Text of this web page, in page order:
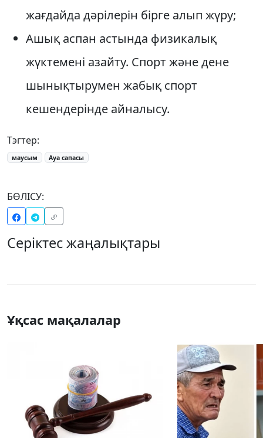
жағдайда дәрілерін бірге алып жүру;
Ашық аспан астында физикалық
жүктемені азайту. Спорт және дене
шынықтырумен жабық спорт
кешендерінде айналысу.
Тэгтер:
маусым Ауа сапасы
БӨЛІСУ:
Серіктес жаңалықтары
Ұқсас мақалалар